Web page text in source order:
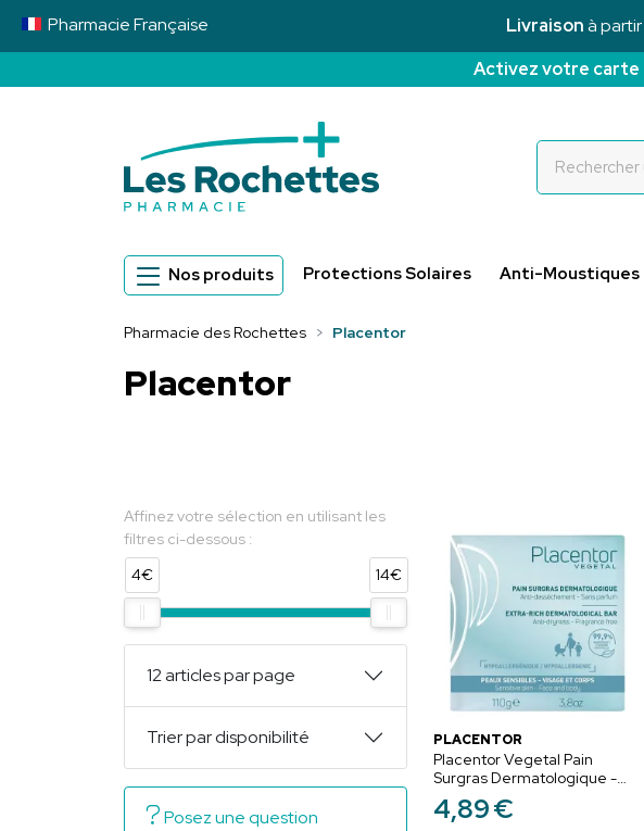
Livraisonà
PharmacieFrançaise
Activez votre
Nos produits Protections Solaires Anti-Moustiques
Pharmacie des Rochettes Placentor
Placentor
PLACENTOR
Placentor Vegetal Pain
Surgras Dermatologique -
Visage et Corps - Peaux
Sensibles - 110g
4,89€
Affinez votre sélection en utilisant les
filtres ci-dessous :
4€
14€
12 articles par page
Trier par disponibilité
Posez une question